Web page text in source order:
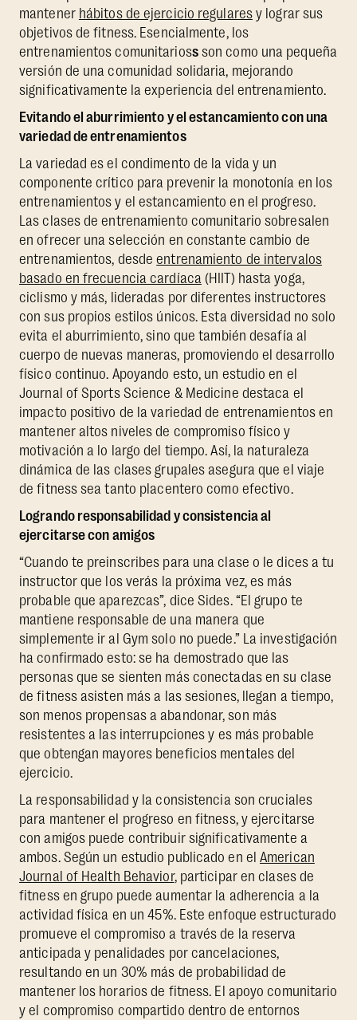
mantener hábitos de ejercicio regularesy lograr sus
objetivos de fitness. Esencialmente, los
entrenamientos comunitariossson como una pequeña
versión de una comunidad solidaria, mejorando
significativamente la experiencia del entrenamiento.
Evitando el aburrimiento y el estancamiento con una
variedad de entrenamientos
La variedad es el condimento de la vida y un
componente crítico para prevenir la monotonía en los
entrenamientos y el estancamiento en el progreso.
Las clases de entrenamiento comunitario sobresalen
en ofrecer una selección en constante cambio de
entrenamientos, desdeentrenamiento de intervalos
basado en frecuencia cardíaca (HIIT) hasta yoga,
ciclismo y más, lideradas por diferentes instructores
con sus propios estilos únicos. Esta diversidad no solo
evita el aburrimiento, sino que también desafía al
cuerpo de nuevas maneras, promoviendo el desarrollo
físico continuo. Apoyando esto, un estudio en el
Journal of Sports Science & Medicine destaca el
impacto positivo de la variedad de entrenamientos en
mantener altos niveles de compromiso físico y
motivación a lo largo del tiempo. Así, la naturaleza
dinámica de las clases grupales asegura que el viaje
de fitness sea tanto placentero como efectivo.
Logrando responsabilidad y consistencia al
ejercitarse con amigos
“Cuando te preinscribes para una clase o le dices a tu
instructor que los verás la próxima vez, es más
probable que aparezcas”, dice Sides. “El grupo te
mantiene responsable de una manera que
simplemente ir al Gym solo no puede.” La investigación
ha confirmado esto: se ha demostrado que las
personas que se sienten más conectadas en su clase
de fitness asisten más a las sesiones, llegan a tiempo,
son menos propensas a abandonar, son más
resistentes a las interrupciones y es más probable
que obtengan mayores beneficios mentales del
ejercicio.
La responsabilidad y la consistencia son cruciales
para mantener el progreso en fitness, y ejercitarse
con amigos puede contribuir significativamente a
ambos. Según un estudio publicado en elAmerican
Journal of Health Behavior, participar en clases de
fitness en grupo puede aumentar la adherencia a la
actividad física en un 45%. Este enfoque estructurado
promueve el compromiso a través de la reserva
anticipada y penalidades por cancelaciones,
resultando en un 30% más de probabilidad de
mantener los horarios de fitness. El apoyo comunitario
y el compromiso compartido dentro de entornos